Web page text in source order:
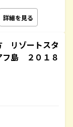
詳細を見る
リゾートスタ
島 ２０１８